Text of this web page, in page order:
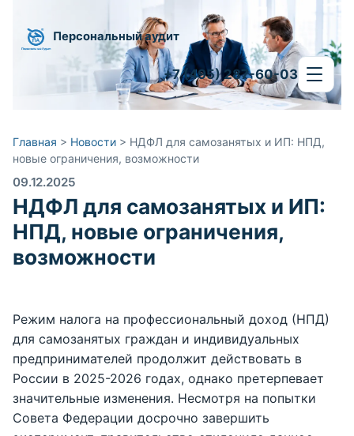
Персональный аудит
+7 (495) 287-60-03
Главная > Новости > НДФЛ для самозанятых и ИП: НПД,
новые ограничения, возможности
09.12.2025
НДФЛ для самозанятых и ИП:
НПД, новые ограничения,
возможности
Режим налога на профессиональный доход (НПД)
для самозанятых граждан и индивидуальных
предпринимателей продолжит действовать в
России в 2025-2026 годах, однако претерпевает
значительные изменения. Несмотря на попытки
Совета Федерации досрочно завершить